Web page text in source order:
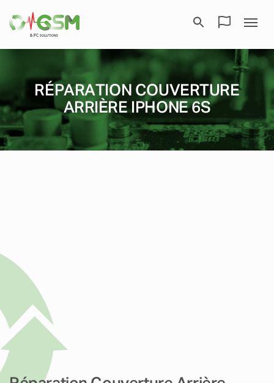
RÉPARATION COUVERTURE
ARRIÈRE IPHONE 6S